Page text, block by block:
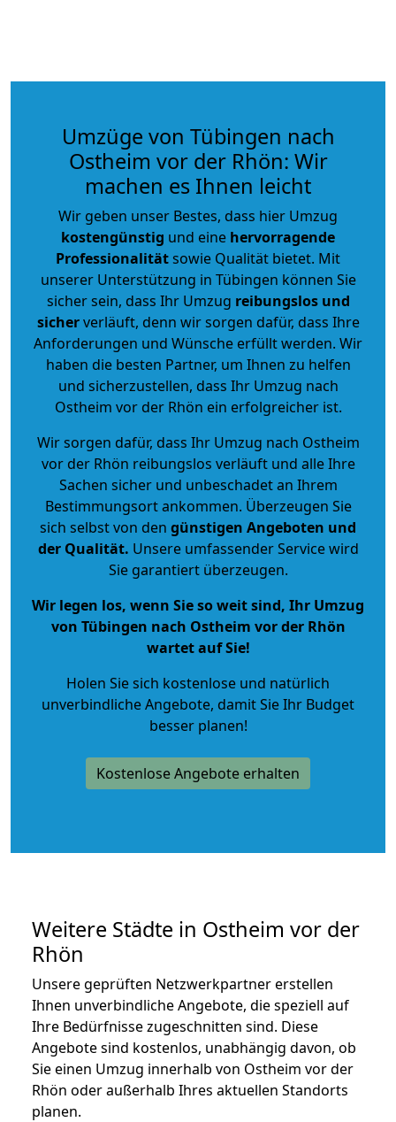
Umzüge von Tübingen nach
Ostheim vor der Rhön: Wir
machen es Ihnen leicht
Wir geben unser Bestes, dass hier Umzug
kostengünstig und eine hervorragende
Professionalitätsowie Qualität bietet. Mit
unserer Unterstützung in Tübingen können Sie
sicher sein, dass Ihr Umzug reibungslos und
sicherverläuft, denn wir sorgen dafür, dass Ihre
Anforderungen und Wünsche erfüllt werden. Wir
haben die besten Partner, um Ihnen zu helfen
und sicherzustellen, dass Ihr Umzug nach
Ostheim vor der Rhön ein erfolgreicher ist.
Wir sorgen dafür, dass Ihr Umzug nach Ostheim
vor der Rhön reibungslos verläuft und alle Ihre
Sachen sicher und unbeschadet an Ihrem
Bestimmungsort ankommen. Überzeugen Sie
sich selbst von den günstigen Angeboten und
der Qualität. Unsere umfassender Service wird
Sie garantiert überzeugen.
Wir legen los, wenn Sie so weit sind, Ihr Umzug
von Tübingen nach Ostheim vor der Rhön
wartet auf Sie!
Holen Sie sich kostenlose und natürlich
unverbindliche Angebote, damit Sie Ihr Budget
besser planen!
Kostenlose Angebote erhalten
Weitere Städte in Ostheim vor der
Rhön
Unsere geprüften Netzwerkpartner erstellen
Ihnen unverbindliche Angebote, die speziell auf
Ihre Bedürfnisse zugeschnitten sind. Diese
Angebote sind kostenlos, unabhängig davon, ob
Sie einen Umzug innerhalb von Ostheim vor der
Rhön oder außerhalb Ihres aktuellen Standorts
planen.